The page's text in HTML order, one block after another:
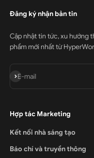
Đăng ký nhận bản tin
Cập nhật tin tức, xu hướng
phẩm mới nhất từ
E-mail
Đăng ký
Hợp tác Marketing
Kết nối nhà sáng tạo
Báo chí và truyền thông